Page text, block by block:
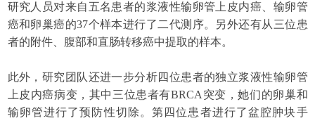
研究人员对来自五名患者的浆液性输卵管上皮内癌、输卵管
癌和卵巢癌的37个样本进行了二代测序。另外还有从三位患
者的附件、腹部和直肠转移癌中提取的样本。
此外，研究团队还进一步分析四位患者的独立浆液性输卵管
上皮内癌病变，其中三位患者有BRCA突变，她们的卵巢和
输卵管进行了预防性切除。第四位患者进行了盆腔肿块手